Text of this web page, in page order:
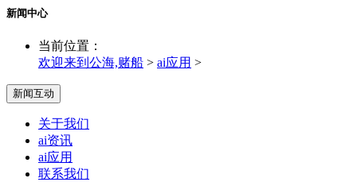
新闻中心
当前位置：
欢迎来到公海,赌船 > ai应用 >
新闻互动
关于我们
ai资讯
ai应用
联系我们